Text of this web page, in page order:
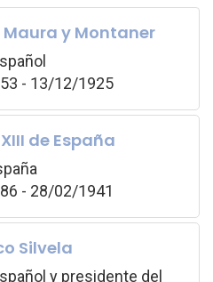
y Montaner
- 13/12/1925
de España
- 28/02/1941
Silvela
y presidente del